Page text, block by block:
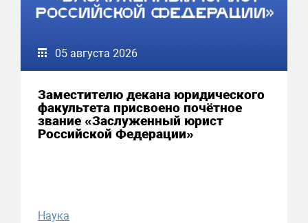
05 августа 2026
Заместителю декана юридического
факультета присвоено почётное
звание «Заслуженный юрист
Российской Федерации»
Наука